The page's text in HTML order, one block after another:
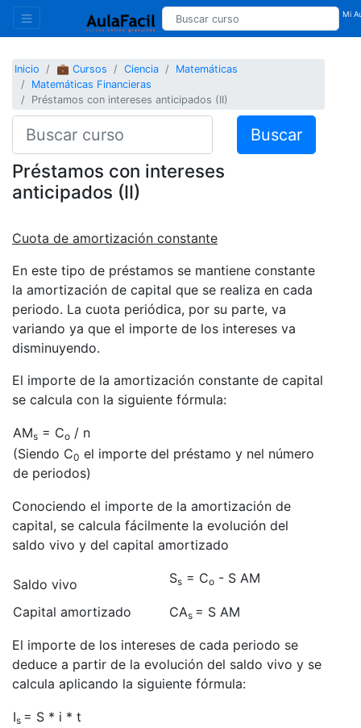
Mi
Inicio 💼 Cursos Ciencia
Matemáticas
Matemáticas Financieras
Préstamos con intereses anticipados (II)
Buscar
Préstamos con intereses
anticipados (II)
Cuota de amortización constante
En este tipo de préstamos se mantiene constante
la amortización de capital que se realiza en cada
periodo. La cuota periódica, por su parte, va
variando ya que el importe de los intereses va
disminuyendo.
El importe de la amortización constante de capital
se calcula con la siguiente fórmula:
AMs = Co / n
(Siendo C0 el importe del préstamo y nel número
de periodos)
Conociendo el importe de la amortización de
capital, se calcula fácilmente la evolución del
saldo vivo y del capital amortizado
Saldo vivo Ss = Co - S AM
Capital amortizado CAs = S AM
El importe de los intereses de cada periodo se
deduce a partir de la evolución del saldo vivo y se
calcula aplicando la siguiente fórmula:
Is = S * i * t